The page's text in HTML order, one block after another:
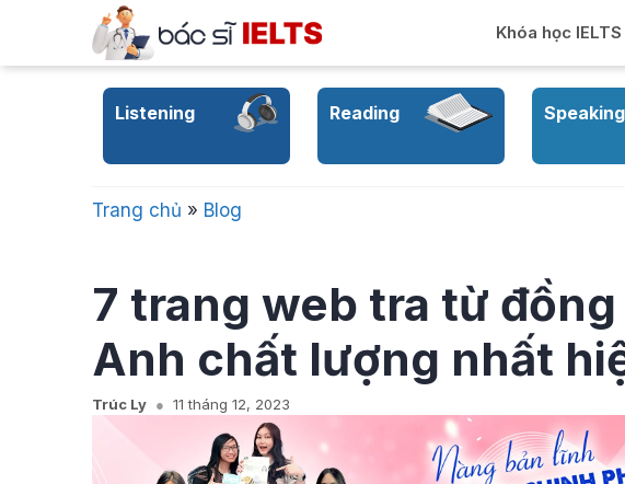
content
Khóa học IELTS
Listening Reading Speaking
Trang chủ » Blog
7 trang web tra từ
Anh chất lượng nhất
Trúc Ly 11 tháng 12, 2023